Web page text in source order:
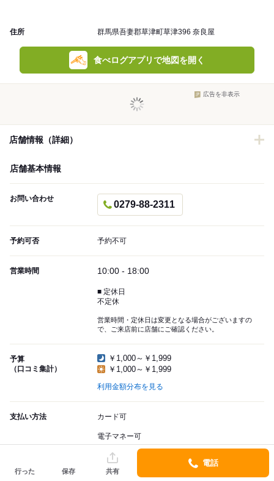
住所 群馬県吾妻郡草津町草津396 奈良屋
食べログアプリで地図を開く
広告を非表示
店舗情報（詳細）
店舗基本情報
お問い合わせ
0279-88-2311
予約可否 予約不可
営業時間 10:00 - 18:00
■ 定休日
不定休
営業時間・定休日は変更となる場合がございますの
で、ご来店前に店舗にご確認ください。
予算
（口コミ集計）
￥1,000～￥1,999
￥1,000～￥1,999
利用金額分布を見る
支払い方法 カード可
電子マネー可
QRコード決済不可
行った 保存 共有
電話